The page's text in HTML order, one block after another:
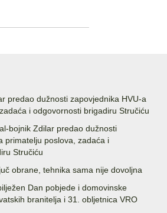
predao dužnosti zapovjednika HVU-a
i odgovornosti brigadiru Stručiću
bojnik Zdilar predao dužnosti
primatelju poslova, zadaća i
Stručiću
obrane, tehnika sama nije dovoljna
Dan pobjede i domovinske
branitelja i 31. obljetnica VRO